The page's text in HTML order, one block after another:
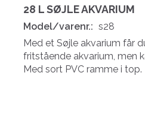
28 L SØJLE AKVARIUM
Model/varenr.: s28
Med et Søjle akvarium får
fritstående akvarium, men
Med sort PVC ramme i